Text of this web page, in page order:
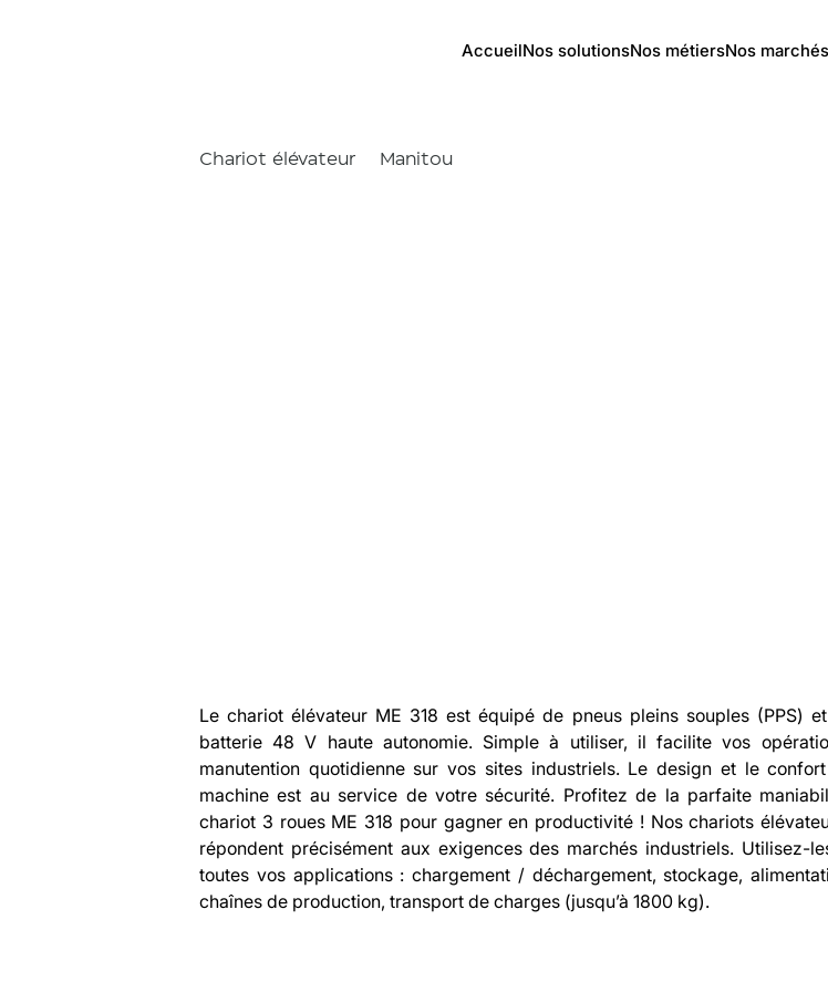
AccueilNos solutionsNos métiersNos marchés
Chariot élévateur Manitou
Le chariot élévateur ME 318 est équipé de pneus pleins souples (PPS) et
batterie 48 V haute autonomie. Simple à utiliser, il facilite vos
manutention quotidienne sur vos sites industriels. Le design et le
machine est au service de votre sécurité. Profitez de la parfaite
chariot 3 roues ME 318 pour gagner en productivité ! Nos chariots
répondent précisément aux exigences des marchés industriels. Utilisez-
toutes vos applications : chargement / déchargement, stockage,
chaînes de production, transport de charges (jusqu’à 1800 kg).